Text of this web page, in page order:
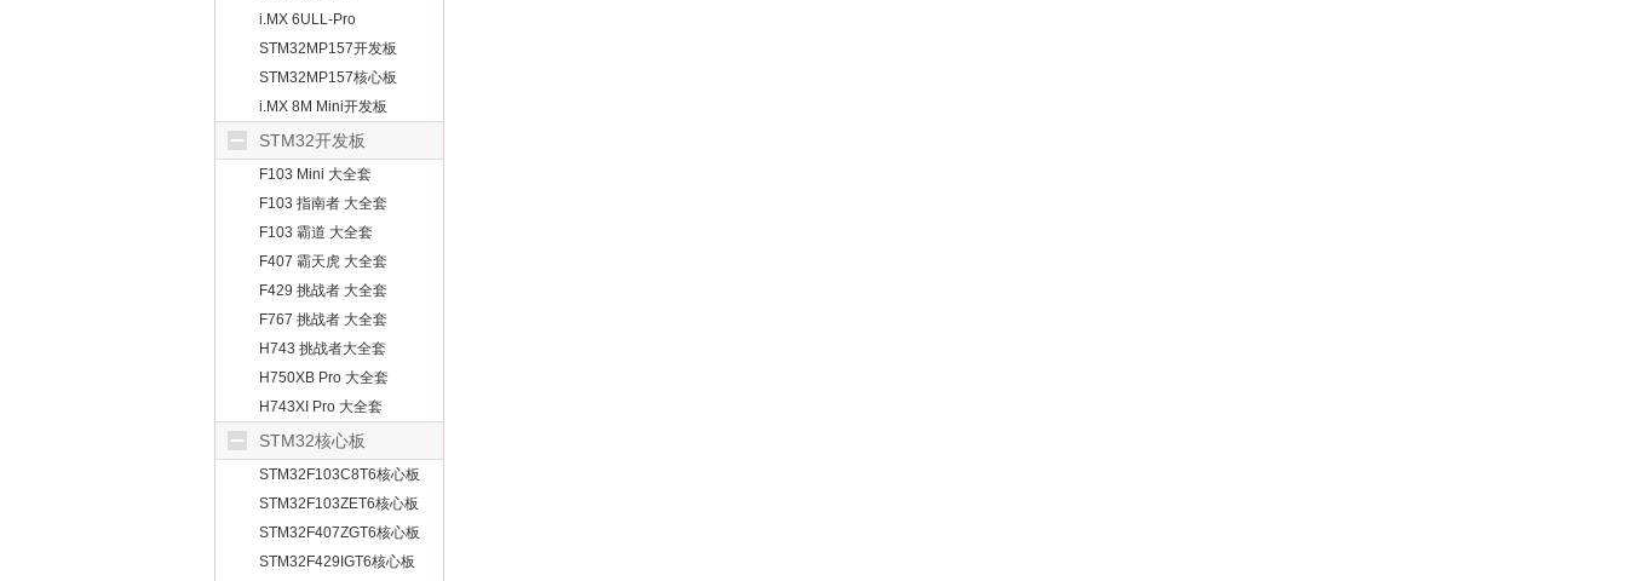
i.MX 6ULL-Pro
STM32MP157开发板
STM32MP157核心板
i.MX 8M Mini开发板
STM32开发板
F103 Mini 大全套
F103 指南者 大全套
F103 霸道 大全套
F407 霸天虎 大全套
F429 挑战者 大全套
F767 挑战者 大全套
H743 挑战者大全套
H750XB Pro 大全套
H743XI Pro 大全套
STM32核心板
STM32F103C8T6核心板
STM32F103ZET6核心板
STM32F407ZGT6核心板
STM32F429IGT6核心板